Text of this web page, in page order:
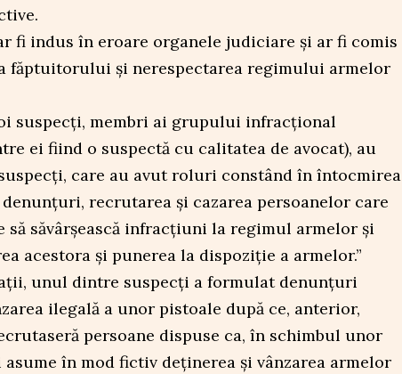
fi indus în eroare organele judiciare și ar fi comis
făptuitorului și nerespectarea regimului armelor
suspecți, membri ai grupului infracțional
ei fiind o suspectă cu calitatea de avocat), au
care au avut roluri constând în întocmirea
recrutarea și cazarea persoanelor care
să săvârșească infracțiuni la regimul armelor și
acestora și punerea la dispoziție a armelor.”
unul dintre suspecți a formulat denunțuri
ilegală a unor pistoale după ce, anterior,
persoane dispuse ca, în schimbul unor
asume în mod fictiv deținerea și vânzarea armelor